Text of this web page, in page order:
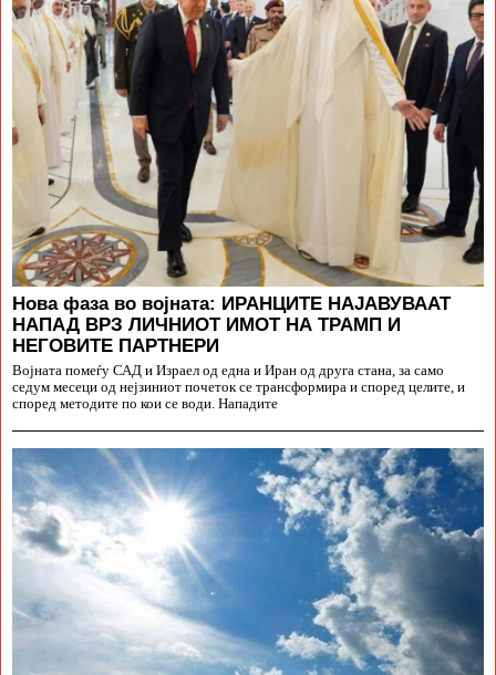
Нова фаза во војната: ИРАНЦИТЕ НАЈАВУВААТ
НАПАД ВРЗ ЛИЧНИОТ ИМОТ НА ТРАМП И
НЕГОВИТЕ ПАРТНЕРИ
Војната помеѓу САД и Израел од една и Иран од друга стана, за само
седум месеци од нејзиниот почеток се трансформира и според целите, и
според методите по кои се води. Нападите